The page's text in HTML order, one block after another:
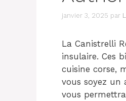
janvier 3, 2025 par
La Canistrelli
insulaire. Ces
cuisine corse,
vous soyez un
vous